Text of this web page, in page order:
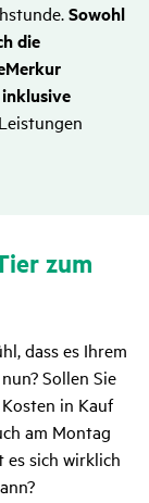
Sowohl
die
zum
dass es Ihrem
Sollen Sie
in Kauf
am Montag
es sich wirklich